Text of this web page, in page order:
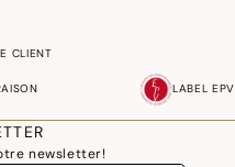
CLIENT
LABEL EPV
newsletter!